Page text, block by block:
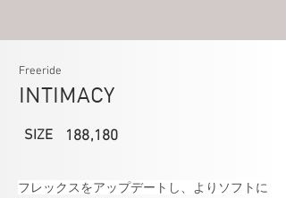
INTIMACY
Freeride
SIZE 188,180
フレックスをアップデートし、よりソフトに